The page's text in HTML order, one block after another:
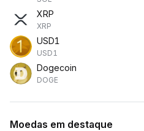
XRP
XRP
USD1
USD1
Dogecoin
DOGE
Moedas em destaque